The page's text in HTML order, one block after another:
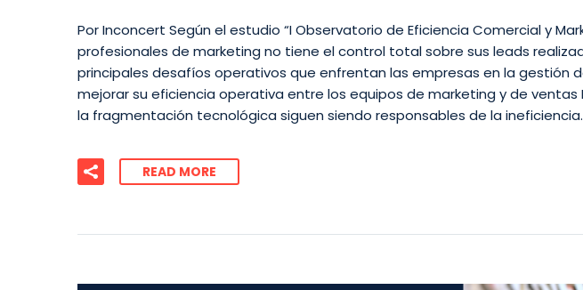
Por Inconcert Según el estudio “I Observatorio de Eficiencia Comercial y
profesionales de marketing no tiene el control total sobre sus leads
principales desafíos operativos que enfrentan las empresas en la gestión
mejorar su eficiencia operativa entre los equipos de marketing y de
la fragmentación tecnológica siguen siendo responsables de la
READ MORE